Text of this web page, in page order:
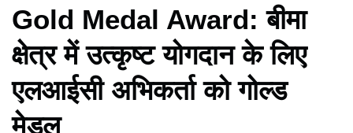
Gold Medal Award: बीमा
क्षेत्र में उत्कृष्ट योगदान के लिए
एलआईसी अभिकर्ता को गोल्ड
मेडल